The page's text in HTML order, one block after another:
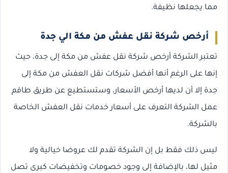
مما يجعلها نظيفة.
أرخص شركة نقل عفش من مكة الي جدة
تعتبر الشركة أرخص شركة نقل عفش من مكة إلى جدة، حيث
إنها على الرغم أنها أفضل شركات نقل العفش من مكة إلى
جدة إلا أن لديها أرخص الأسعار، وستستطيع عن طريق طاقم
عمل الشركة التعرف على أسعار خدمات نقل العفش الخاصة
بالشركة.
ليس ذلك فقط بل إن الشركة تقدم لك عروضا خيالية ولا
مثيل لها، بالإضافة إلى وجود خصومات وتخفيضات كبرى تصل